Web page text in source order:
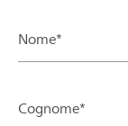
Nome*
Cognome*